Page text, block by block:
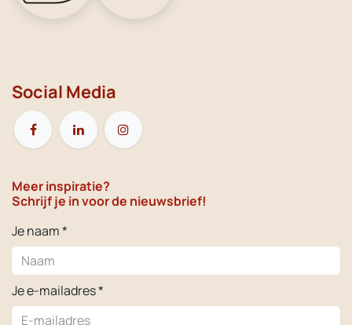
Social Media
Meer inspiratie?
Schrijf je in voor de nieuwsbrief!
Je naam *
Je e-mailadres *